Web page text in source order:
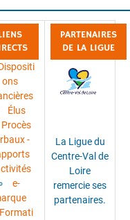
ons
Élus
Procès
-
e-
Formati
PARTENAIRES
DE LA LIGUE
La Ligue du
Centre-Val de
Loire
remercie ses
partenaires.